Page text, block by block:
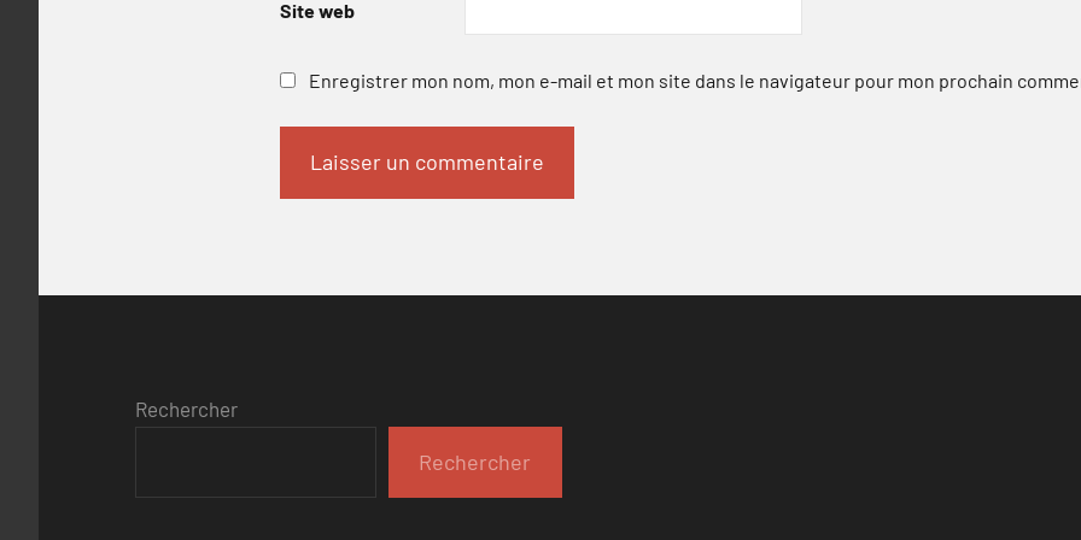
Site web
Enregistrer mon nom, mon e-mail et mon site dans le navigateur pour mon prochain
Rechercher
Rechercher